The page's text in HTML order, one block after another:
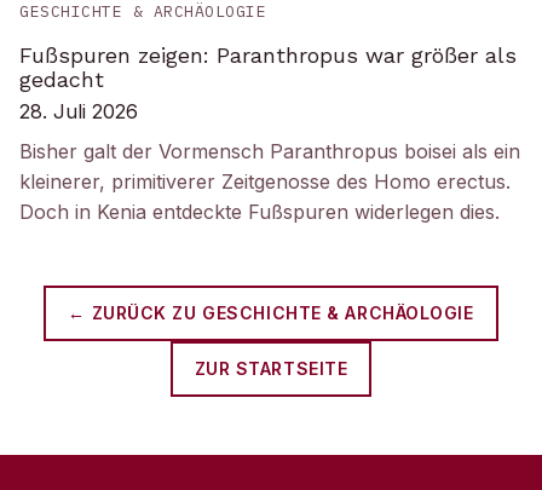
GESCHICHTE & ARCHÄOLOGIE
Fußspuren zeigen: Paranthropus war größer als
gedacht
28. Juli 2026
Bisher galt der Vormensch Paranthropus boisei als ein
kleinerer, primitiverer Zeitgenosse des Homo erectus.
Doch in Kenia entdeckte Fußspuren widerlegen dies.
← ZURÜCK ZU GESCHICHTE & ARCHÄOLOGIE
ZUR STARTSEITE